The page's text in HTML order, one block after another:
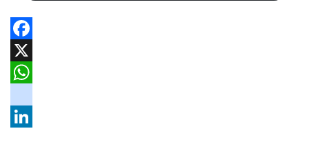
Facebook
X
instagram